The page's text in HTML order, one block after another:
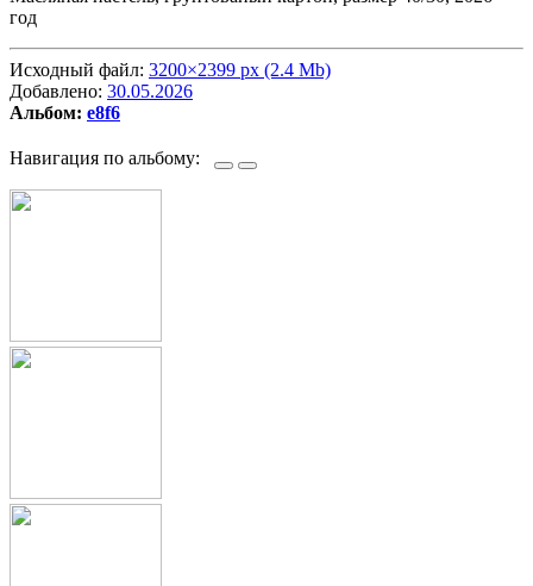
год
Исходный файл: 3200×2399 px (2.4 Mb)
Добавлено: 30.05.2026
Альбом: e8f6
Навигация по альбому: